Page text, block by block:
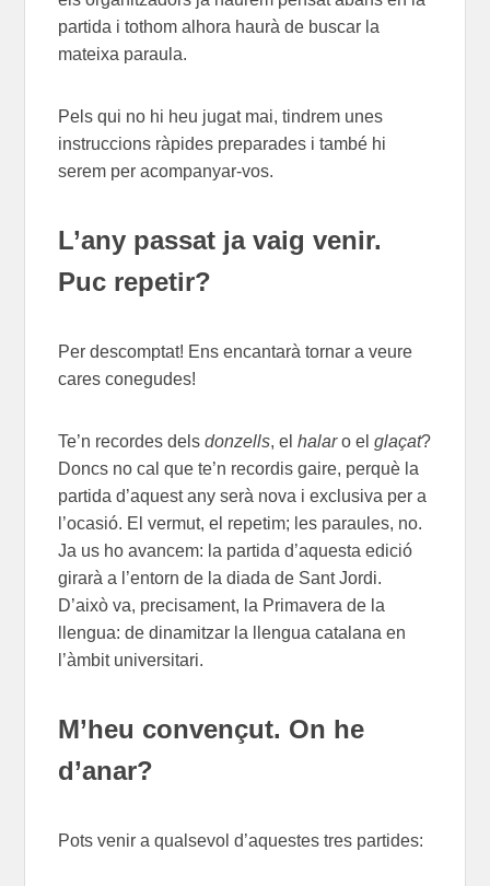
partida i tothom alhora haurà de buscar la
mateixa paraula.
Pels qui no hi heu jugat mai, tindrem unes
instruccions ràpides preparades i també hi
serem per acompanyar-vos.
L’any passat ja vaig venir.
Puc repetir?
Per descomptat! Ens encantarà tornar a veure
cares conegudes!
Te’n recordes delsdonzells, elhalaro elglaçat?
Doncs no cal que te’n recordis gaire, perquè la
partida d’aquest any serà nova i exclusiva per a
l’ocasió. El vermut, el repetim; les paraules, no.
Ja us ho avancem: la partida d’aquesta edició
girarà a l’entorn de la diada de Sant Jordi.
D’això va, precisament, la Primavera de la
llengua: de dinamitzar la llengua catalana en
l’àmbit universitari.
M’heu convençut. On he
d’anar?
Pots venir a qualsevol d’aquestes tres partides: